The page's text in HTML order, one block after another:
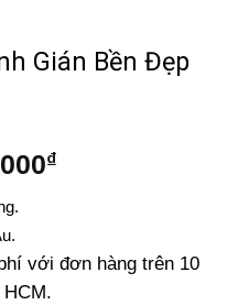
Gián Bền Đẹp
₫Giá
1,680,000₫.
với đơn hàng trên 10